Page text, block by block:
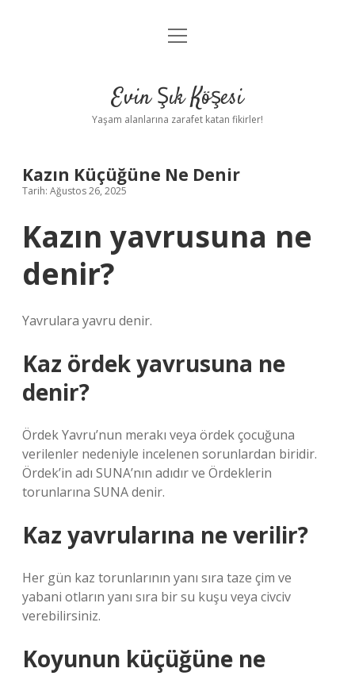
Anasayfa
Yasal Uyarı
menüyü
Evin Şık Köşesi
Yaşam alanlarına zarafet katan fikirler!
Kazın Küçüğüne Ne Denir
Tarih: Ağustos 26, 2025
Kazın yavrusuna ne
denir?
Yavrulara yavru denir.
Kaz ördek yavrusuna ne
denir?
Ördek Yavru’nun merakı veya ördek çocuğuna
verilenler nedeniyle incelenen sorunlardan biridir.
Ördek’in adı SUNA’nın adıdır ve Ördeklerin
torunlarına SUNA denir.
Kaz yavrularına ne verilir?
Her gün kaz torunlarının yanı sıra taze çim ve
yabani otların yanı sıra bir su kuşu veya civciv
verebilirsiniz.
Koyunun küçüğüne ne